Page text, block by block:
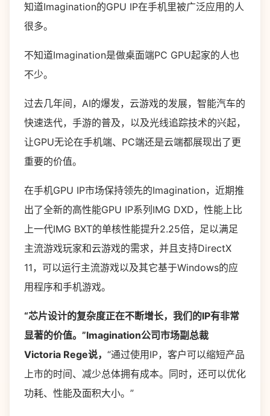
知道Imagination的GPU IP在手机里被广泛应用的人
很多。
不知道Imagination是做桌面端PC GPU起家的人也
不少。
过去几年间，AI的爆发，云游戏的发展，智能汽车的
快速迭代，手游的普及，以及光线追踪技术的兴起，
让GPU无论在手机端、PC端还是云端都展现出了更
重要的价值。
在手机GPU IP市场保持领先的Imagination，近期推
出了全新的高性能GPU IP系列IMG DXD，性能上比
上一代IMG BXT的单核性能提升2.25倍，足以满足
主流游戏玩家和云游戏的需求，并且支持DirectX
11，可以运行主流游戏以及其它基于Windows的应
用程序和手机游戏。
“芯片设计的复杂度正在不断增长，我们的IP有非常
显著的价值。”Imagination公司市场副总裁
Victoria Rege说， “通过使用IP，客户可以缩短产品
上市的时间、减少总体拥有成本。同时，还可以优化
功耗、性能及面积大小。”